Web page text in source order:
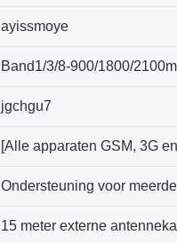
‎ayissmoye
‎Band1/3/8-900/1800/
‎jgchgu7
‎[Alle apparaten GSM, 3G
‎Ondersteuning voor
‎15 meter externe